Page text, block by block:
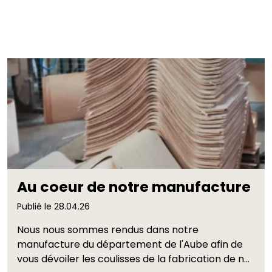
Dernier article
Au coeur de notre manufacture
Publié le 28.04.26
Nous nous sommes rendus dans notre
manufacture du département de l'Aube afin de
vous dévoiler les coulisses de la fabrication de nos